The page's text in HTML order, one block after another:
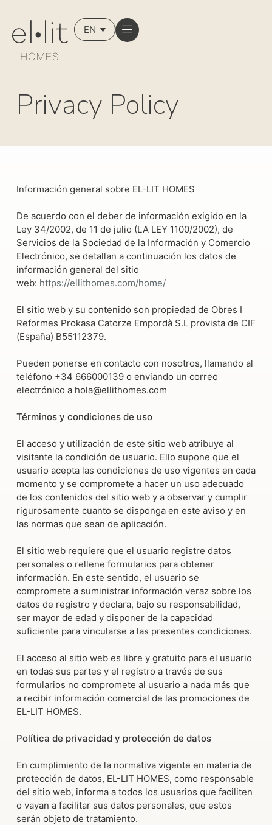
EN
Privacy Policy
Información general sobre EL-LIT HOMES
De acuerdo con el deber de información exigido en la
Ley 34/2002, de 11 de julio (LA LEY 1100/2002), de
Servicios de la Sociedad de la Información y Comercio
Electrónico, se detallan a continuación los datos de
información general del sitio
web: https://ellithomes.com/home/
El sitio web y su contenido son propiedad de Obres I
Reformes Prokasa Catorze Empordà S.L provista de CIF
(España) B55112379.
Pueden ponerse en contacto con nosotros, llamando al
teléfono +34 666000139 o enviando un correo
electrónico a hola@ellithomes.com
Términos y condiciones de uso
El acceso y utilización de este sitio web atribuye al
visitante la condición de usuario. Ello supone que el
usuario acepta las condiciones de uso vigentes en cada
momento y se compromete a hacer un uso adecuado
de los contenidos del sitio web y a observar y cumplir
rigurosamente cuanto se disponga en este aviso y en
las normas que sean de aplicación.
El sitio web requiere que el usuario registre datos
personales o rellene formularios para obtener
información. En este sentido, el usuario se
compromete a suministrar información veraz sobre los
datos de registro y declara, bajo su responsabilidad,
ser mayor de edad y disponer de la capacidad
suficiente para vincularse a las presentes condiciones.
El acceso al sitio web es libre y gratuito para el usuario
en todas sus partes y el registro a través de sus
formularios no compromete al usuario a nada más que
a recibir información comercial de las promociones de
EL-LIT HOMES.
Política de privacidad y protección de datos
En cumplimiento de la normativa vigente en materia de
protección de datos, EL-LIT HOMES, como responsable
del sitio web, informa a todos los usuarios que faciliten
o vayan a facilitar sus datos personales, que estos
serán objeto de tratamiento.